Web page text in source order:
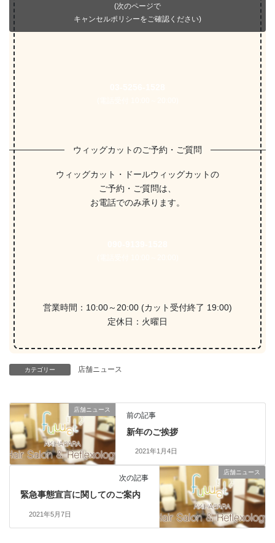
(次のページで
キャンセルポリシーをご確認ください)
ウィッグカットのご予約・ご質問
ウィッグカット・ドールウィッグカットの
ご予約・ご質問は、
お電話でのみ承ります。
営業時間：10:00～20:00 (カット受付終了 19:00)
定休日：火曜日
カテゴリー 店舗ニュース
店舗ニュース
前の記事
新年のご挨拶
2021年1月4日
店舗ニュース
次の記事
緊急事態宣言に関してのご案内
2021年5月7日